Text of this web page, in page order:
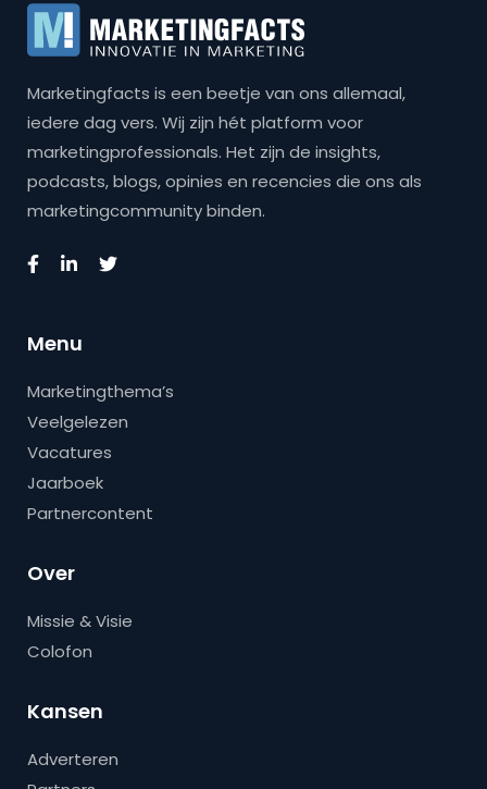
Marketingfacts is een beetje van ons allemaal,
iedere dag vers. Wij zijn hét platform voor
marketingprofessionals. Het zijn de insights,
podcasts, blogs, opinies en recencies die ons als
marketingcommunity binden.
Menu
Marketingthema’s
Veelgelezen
Vacatures
Jaarboek
Partnercontent
Over
Missie & Visie
Colofon
Kansen
Adverteren